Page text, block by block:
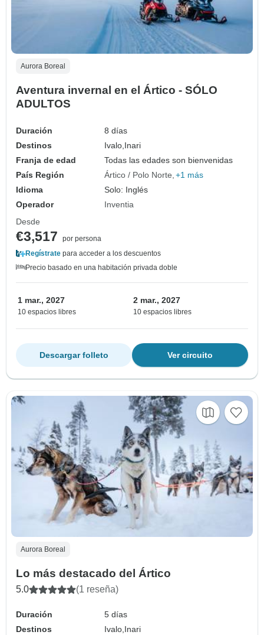
Aurora Boreal
Aventura invernal en el Ártico - SÓLO
ADULTOS
Duración
8 días
Destinos
Ivalo, Inari
Franja de edad
Todas las edades son bienvenidas
País Región
Ártico / Polo Norte +1 más
Idioma
Solo: Inglés
Operador
Inventia
Desde
€3,517
por persona
Regístrate para acceder a los descuentos
Precio basado en una habitación privada doble
1 mar., 2027
10 espacios libres
2 mar., 2027
10 espacios libres
Ver circuito
Descargar folleto
Aurora Boreal
Lo más destacado del Ártico
5.0 (1 reseña)
Duración
5 días
Destinos
Ivalo, Inari